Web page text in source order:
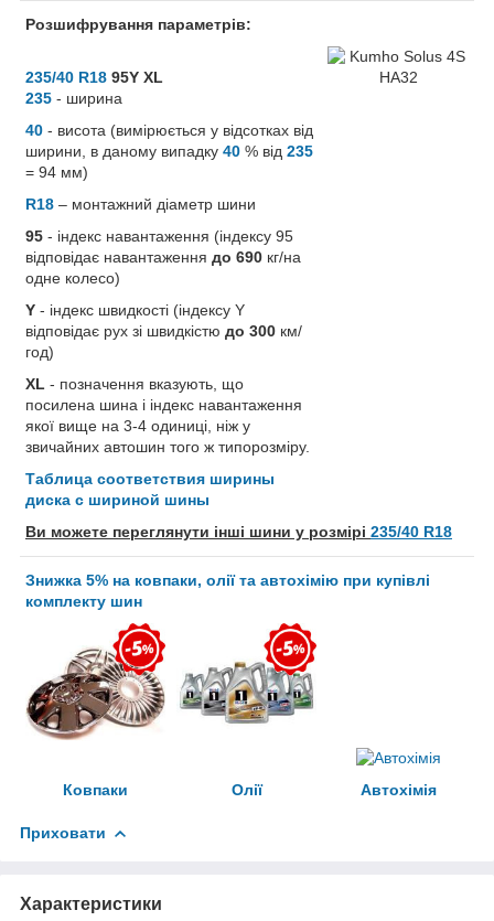
Розшифрування параметрів:
235/40 R18 95Y XL
235 - ширина
40 - висота (вимірюється у відсотках від
ширини, в даному випадку 40 % від 235
= 94 мм)
R18 – монтажний діаметр шини
95 - індекс навантаження (індексу 95
відповідає навантаження до 690 кг/на
одне колесо)
Y - індекс швидкості (індексу Y
відповідає рух зі швидкістю до 300 км/
год)
XL - позначення вказують, що
посилена шина і індекс навантаження
якої вище на 3-4 одиниці, ніж у
звичайних автошин того ж типорозміру.
Таблица соответствия ширины
диска с шириной шины
Ви можете переглянути інші шини у розмірі 235/40 R18
Знижка 5% на ковпаки, олії та автохімію при купівлі
комплекту шин
Ковпаки Олії Автохімія
Приховати
Характеристики